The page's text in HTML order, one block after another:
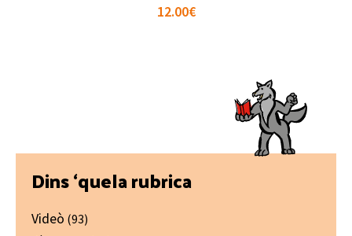
12.00€
Primary
Sidebar
Dins ‘quela rubrica
Videò (93)